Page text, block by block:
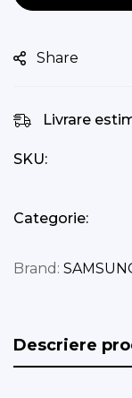
Share
Livrare
SKU:
Categorie:
Brand:
Descriere